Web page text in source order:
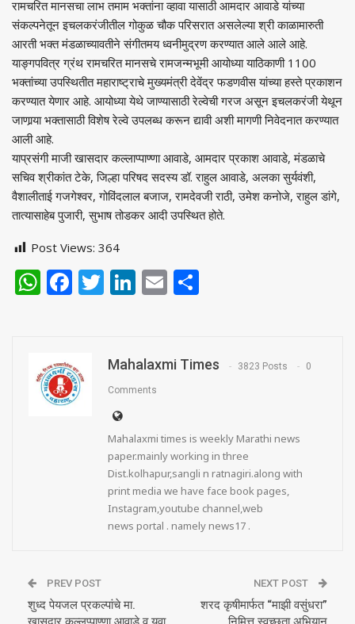
रामचरित मानसचा लाभ तमाम भक्तांना व्हावा यासाठी आमदार आवाडे यांच्या
संकल्पनेतून इचलकरंजीतील गोकुळ चौक परिसरात असलेल्या श्री काळामारुती
आरती भक्त मंडळाच्यावतीने संगीतमय ध्वनीमुद्रण करण्यात आले आले आहे.
याङ्गपवित्र ग्रंथ रामचरित मानसचे रामजन्मभूमी आयोध्या याठिकाणी 1100
भक्तांच्या उपस्थितीत महाराष्ट्राचे मुख्यमंत्री देवेंद्र फडणवीस यांच्या हस्ते प्रकाशन
करण्यात येणार आहे. आयोध्या येथे जाण्यासाठी रेल्वेची गरज असून इचलकरंजी येथून
जाणार्‍या भक्तासाठी विशेष रेल्वे उपलब्ध करून द्यावी अशी मागणी निवेदनात करण्यात
आली आहे.
याप्रसंगी माजी खासदार कल्लाप्पाण्णा आवाडे, आमदार प्रकाश आवाडे, मंडळाचे
सचिव श्रीकांत टेके, जिल्हा परिषद सदस्य डॉ. राहुल आवाडे, अलका सुर्यवंशी,
वैशालीताई गजगेश्‍वर, गोविंदलाल बजाज, रामदेवजी राठी, उमेश कनोजे, राहुल डांगे,
तात्यासाहेब पुजारी, सुभाष तोडकर आदी उपस्थित होते.
Post Views: 364
WhatsApp
Facebook
Twitter
LinkedIn
Email
Mahalaxmi Times 3823 Posts 0
Comments
Mahalaxmi times is weekly Marathi news
paper.mainly working in three
Dist.kolhapur,sangli n ratnagiri.along with
print media we have face book pages,
Instagram,youtube channel,web
news portal . namely news17 .
PREV POST
शुध्द पेयजल प्रकल्पांचे मा.
NEXT POST
शरद कृषीमार्फत “माझी वसुंधरा”